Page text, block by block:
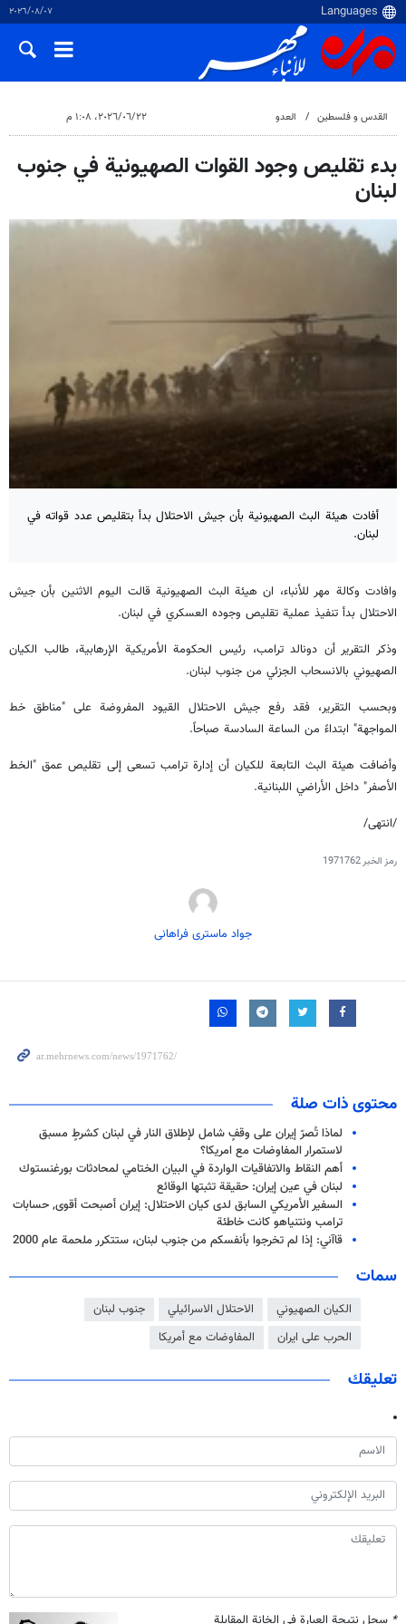
٠٧‏/٠٨‏/٢٠٢٦
القدس و فلسطین العدو ٢٢‏/٠٦‏/٢٠٢٦، ١:٠٨ م
بدء تقليص وجود القوات الصهيونية في جنوب
لبنان
أفادت هيئة البث الصهيونية بأن جيش الاحتلال بدأ بتقليص عدد قواته في
لبنان.
وافادت وكالة مهر للأنباء، ان هيئة البث الصهيونية قالت اليوم الاثنين بأن جيش
الاحتلال بدأ تنفيذ عملية تقليص وجوده العسكري في لبنان.
وذكر التقرير أن دونالد ترامب، رئيس الحكومة الأمريكية الإرهابية، طالب الكيان
الصهيوني بالانسحاب الجزئي من جنوب لبنان.
وبحسب التقرير، فقد رفع جيش الاحتلال القيود المفروضة على "مناطق خط
المواجهة" ابتداءً من الساعة السادسة صباحاً.
وأضافت هيئة البث التابعة للكيان أن إدارة ترامب تسعى إلى تقليص عمق "الخط
الأصفر" داخل الأراضي اللبنانية.
/انتهى/
رمز الخبر1971762
جواد ماستری فراهانی
محتوى ذات صلة
لماذا تُصرّ إيران على وقفٍ شامل لإطلاق النار في لبنان كشرطٍ مسبق
لاستمرار المفاوضات مع امريكا؟
أهم النقاط والاتفاقيات الواردة في البيان الختامي لمحادثات بورغنستوك
لبنان في عين إيران: حقيقة تثبتها الوقائع
السفير الأمريكي السابق لدى كيان الاحتلال: إيران أصبحت أقوى, حسابات
ترامب ونتنياهو كانت خاطئة
قاآني: إذا لم تخرجوا بأنفسكم من جنوب لبنان، ستتكرر ملحمة عام 2000
سمات
الكيان الصهيوني الاحتلال الاسرائيلي
جنوب لبنان
الحرب على ايران
المفاوضات مع أمريكا
تعليقك